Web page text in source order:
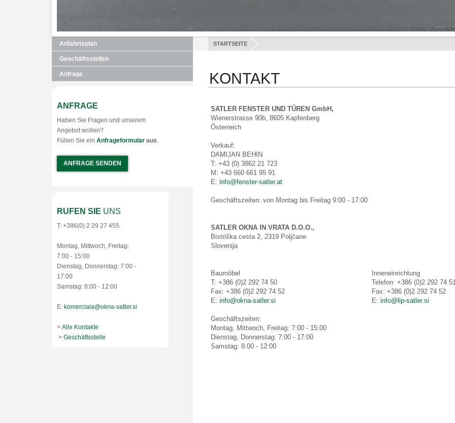
Anfahrtsplan
Geschäftsstellen
Anfrage
ANFRAGE
Haben Sie Fragen und unserem
Angebot wollen?
Füllen Sie ein Anfrageformular aus.
ANFRAGE SENDEN
RUFEN SIE UNS
T: +386(0) 2 29 27 455
Montag, Mittwoch, Freitag:
7:00 - 15:00
Dienstag, Donnerstag: 7:00 -
17:00
Samstag: 8:00 - 12:00
E: komerciala@okna-satler.si
> Alle Kontakte
> Geschäftsstelle
STARTSEITE
KONTAKT
SATLER FENSTER UND TÜREN GmbH ,
Wienerstrasse 90b, 8605 Kapfenberg
Österreich
Verkauf:
DAMIJAN BEHIN
T: +43 (0) 3862 21 723
M: +43 660 661 95 91
E: info@fenster-satler.at
Geschäftszeiten: von Montag bis Freitag 9:00 - 17:00
SATLER OKNA IN VRATA D.O.O.,
Bistriška cesta 2, 2319 Poljčane
Slovenija
Baumöbel
T: +386 (0)2 292 74 50
Fax: +386 (0)2 292 74 52
E: info@okna-satler.si
Inneneinrichtung
Telefon: +386 (0)2 292 74
Fax: +386 (0)2 292 74 52
E: info@lip-satler.si
Geschäftszeiten:
Montag, Mittwoch, Freitag: 7:00 - 15:00
Dienstag, Donnerstag: 7:00 - 17:00
Samstag: 8:00 - 12:00